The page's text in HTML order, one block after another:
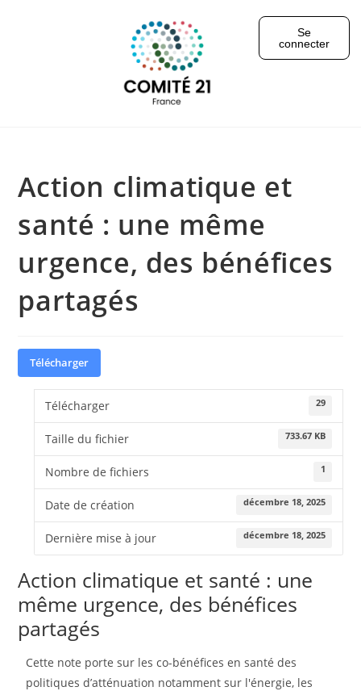
Se
connecter
Action climatique et
santé : une même
urgence, des bénéfices
partagés
Télécharger
Télécharger 29
Taille du fichier 733.67 KB
Nombre de fichiers 1
Date de création décembre 18, 2025
Dernière mise à jour décembre 18, 2025
Action climatique et santé : une
même urgence, des bénéfices
partagés
Cette note porte sur les co-bénéfices en santé des
politiques d’atténuation notamment sur l'énergie, les